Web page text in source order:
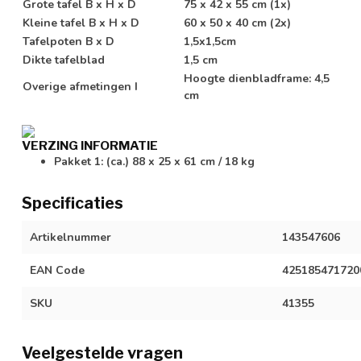
Grote tafel B x H x D
75 x 42 x 55 cm (1x)
Kleine tafel B x H x D
60 x 50 x 40 cm (2x)
Tafelpoten B x D
1,5x1,5cm
Dikte tafelblad
1,5 cm
Overige afmetingen I
Hoogte dienbladframe: 4,5
cm
VERZING INFORMATIE
Pakket 1: (ca.) 88 x 25 x 61 cm / 18 kg
Specificaties
Artikelnummer 143547606
EAN Code
SKU 41355
Veelgestelde vragen